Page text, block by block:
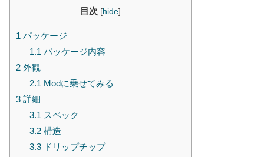
目次 [hide]
1 パッケージ
1.1パッケージ内容
2 外観
2.1Modに乗せてみる
3 詳細
3.1スペック
3.2構造
3.3ドリップチップ